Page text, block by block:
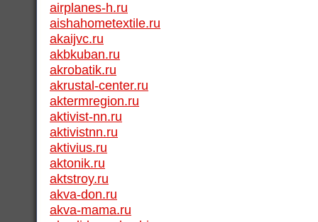
airplanes-h.ru
aishahometextile.ru
akaijvc.ru
akbkuban.ru
akrobatik.ru
akrustal-center.ru
aktermregion.ru
aktivist-nn.ru
aktivistnn.ru
aktivius.ru
aktonik.ru
aktstroy.ru
akva-don.ru
akva-mama.ru